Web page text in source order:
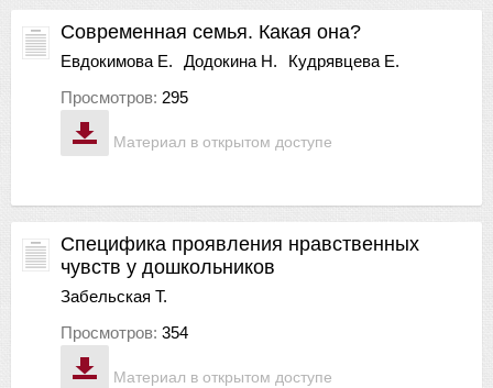
Материал в открытом доступе
Современная семья. Какая она?
Евдокимова Е. Додокина Н.
Кудрявцева Е.
Просмотров: 295
Материал в открытом доступе
Специфика проявления нравственных
чувств у дошкольников
Забельская Т.
Просмотров: 354